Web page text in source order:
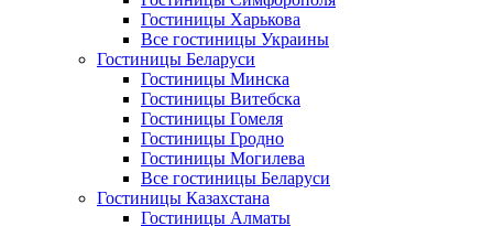
Гостиницы Харькова
Все гостиницы Украины
Гостиницы Беларуси
Гостиницы Минска
Гостиницы Витебска
Гостиницы Гомеля
Гостиницы Гродно
Гостиницы Могилева
Все гостиницы Беларуси
Гостиницы Казахстана
Гостиницы Алматы